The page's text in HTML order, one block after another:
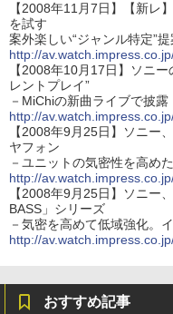
【2008年11月7日】【新レ
を試す
案外楽しい“ジャンル特定”
http://
【2008年10月17日】ソニ
レントプレイ”
－MiChiの新曲ライブで披露
http://
【2008年9月25日】ソニー
ヤフォン
－ユニットの気密性を高め
http://
【2008年9月25日】ソニー
BASS」シリーズ
－気密を高めて低域強化。
http://
おすすめ記事